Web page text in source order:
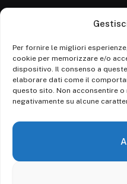
Per fornire le migliori
cookie per memorizzare e/o
dispositivo. Il consenso a
elaborare dati come il
questo sito. Non acconsentire
negativamente su alcune
Attualità
Politica
Ambiente
Cronaca
Economia